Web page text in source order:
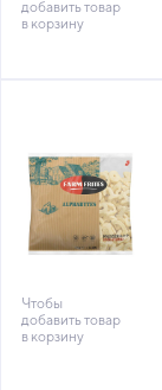
добавить товар
в корзину
Чтобы
добавить товар
в корзину